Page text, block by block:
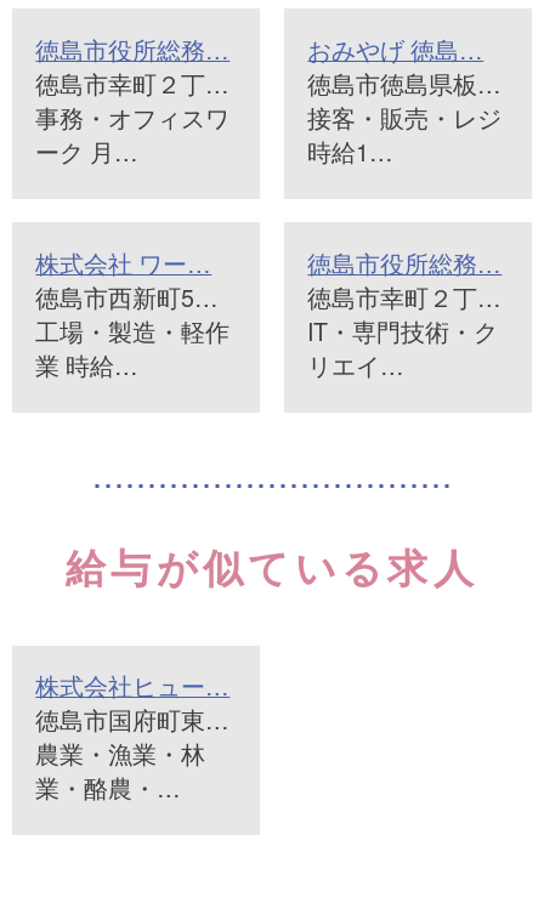
徳島市役所総務…
徳島市幸町２丁…
事務・オフィスワ
ーク 月…
おみやげ 徳島…
徳島市徳島県板…
接客・販売・レジ
時給1…
株式会社 ワー…
徳島市西新町5…
工場・製造・軽作
業 時給…
徳島市役所総務…
徳島市幸町２丁…
IT・専門技術・ク
リエイ…
給与が似ている求人
株式会社ヒュー…
徳島市国府町東…
農業・漁業・林
業・酪農・…